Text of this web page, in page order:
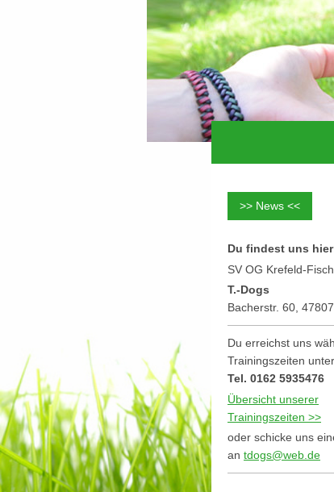
>> News <<
Du findest uns
SV OG Krefeld-
T.-Dogs
Bacherstr. 60,
Du erreichst uns
Trainingszeiten
Tel. 0162 5935476
Übersicht unserer
Trainingszeiten >>
oder schicke uns
an tdogs@web.de